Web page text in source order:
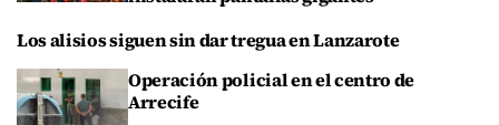
Los alisios siguen sin dar tregua en Lanzarote
Operación policial en el centro de
Arrecife